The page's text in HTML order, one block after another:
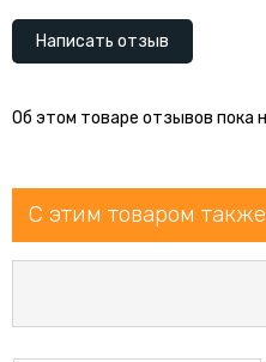
Написать отзыв
Об этом товаре отзывов пока
С этим товаром